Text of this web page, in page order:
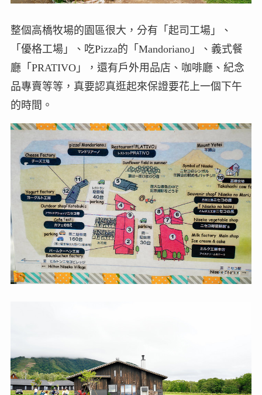
整個高橋牧場的園區很大，分有「起司工場」、
「優格工場」、吃Pizza的「Mandoriano」、義式餐
廳「PRATIVO」，還有戶外用品店、咖啡廳、紀念
品專賣等等，真要認真逛起來保證要花上一個下午
的時間。